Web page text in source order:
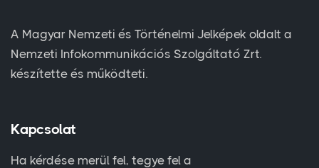
A Magyar Nemzeti és Történelmi Jelképek oldalt a
Nemzeti Infokommunikációs Szolgáltató Zrt.
készítette és működteti.
Kapcsolat
Ha kérdése merül fel, tegye fel a